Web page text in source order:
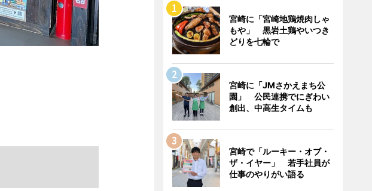
宮崎に「宮崎地鶏焼肉しゃ
もや」 黒岩土鶏やいつき
どりを七輪で
宮崎に「JMさかえまち公
園」 公民連携でにぎわい
創出、中高生タイムも
宮崎で「ルーキー・オブ・
ザ・イヤー」 若手社員が
仕事のやりがい語る